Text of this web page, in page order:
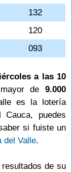
132
120
093
a las 10
de 9.000
es la lotería
Cauca, puedes
si fuiste un
del Valle.
de su